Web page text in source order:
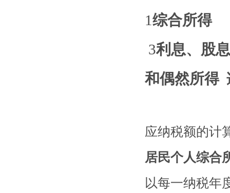
1综合所得
3利息、股
和偶然所得
应纳税额的计
居民个人综合
以每一纳税年